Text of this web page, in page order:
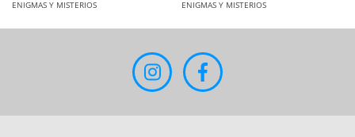
ENIGMAS Y MISTERIOS ENIGMAS Y MISTERIOS